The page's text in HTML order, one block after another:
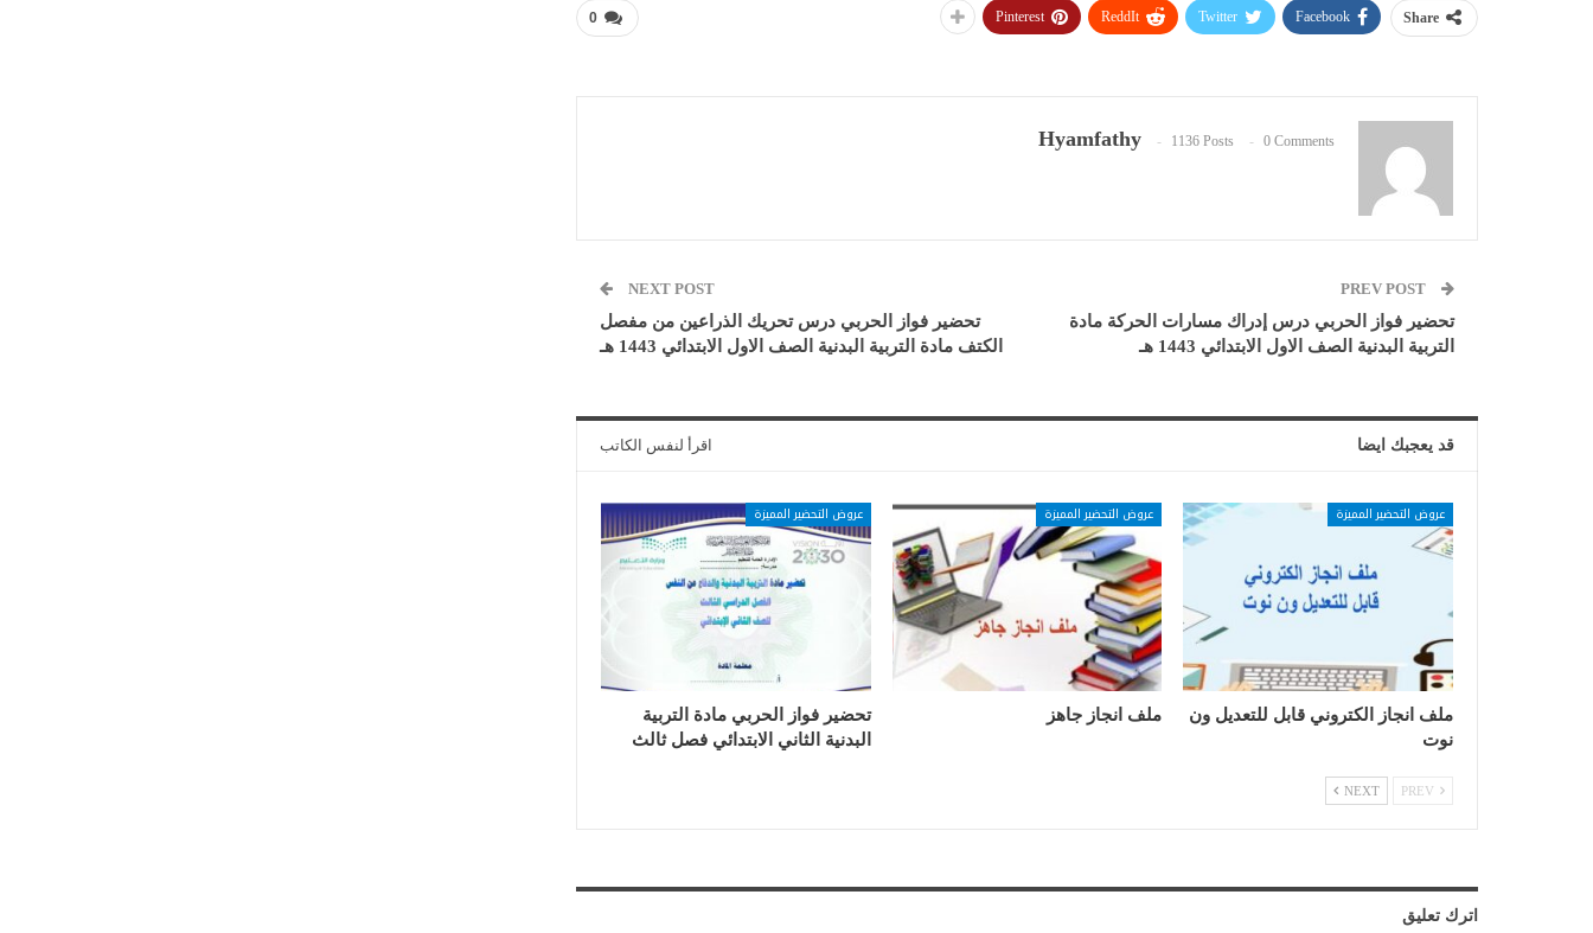
0 Share
Facebook
Twitter
ReddIt
Pinterest
Hyamfathy 1136 Posts 0 Comments
تحضير فواز الحربي درس إدراك مسارات الحركة مادة
التربية البدنية الصف الاول الابتدائي 1443 هـ
NEXT POST
تحضير فواز الحربي درس تحريك الذراعين من مفصل
الكتف مادة التربية البدنية الصف الاول الابتدائي 1443 هـ
قد يعجبك ايضا اقرأ لنفس الكاتب
عروض التحضير المميزة
ملف انجاز الكتروني قابل للتعديل ون
نوت
عروض التحضير المميزة
ملف انجاز جاهز
عروض التحضير المميزة
تحضير فواز الحربي مادة التربية
البدنية الثاني الابتدائي فصل ثالث
NEXT
اترك تعليق